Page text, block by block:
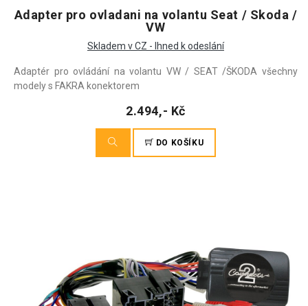
Adapter pro ovladani na volantu Seat / Skoda /
VW
Skladem v CZ - Ihned k odeslání
Adaptér pro ovládání na volantu VW / SEAT /ŠKODA všechny
modely s FAKRA konektorem
2.494,- Kč
DO KOŠÍKU